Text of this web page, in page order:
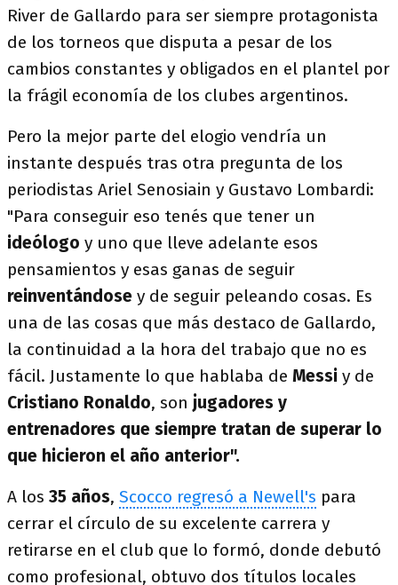
River de Gallardo para ser siempre protagonista
de los torneos que disputa a pesar de los
cambios constantes y obligados en el plantel por
la frágil economía de los clubes argentinos.
Pero la mejor parte del elogio vendría un
instante después tras otra pregunta de los
periodistas Ariel Senosiain y Gustavo Lombardi:
"Para conseguir eso tenés que tener un
ideólogo y uno que lleve adelante esos
pensamientos y esas ganas de seguir
reinventándose y de seguir peleando cosas. Es
una de las cosas que más destaco de Gallardo,
la continuidad a la hora del trabajo que no es
fácil. Justamente lo que hablaba de Messi y de
Cristiano Ronaldo, son jugadores y
entrenadores que siempre tratan de superar lo
que hicieron el año anterior".
A los 35 años, Scocco regresó a Newell's para
cerrar el círculo de su excelente carrera y
retirarse en el club que lo formó, donde debutó
como profesional, obtuvo dos títulos locales